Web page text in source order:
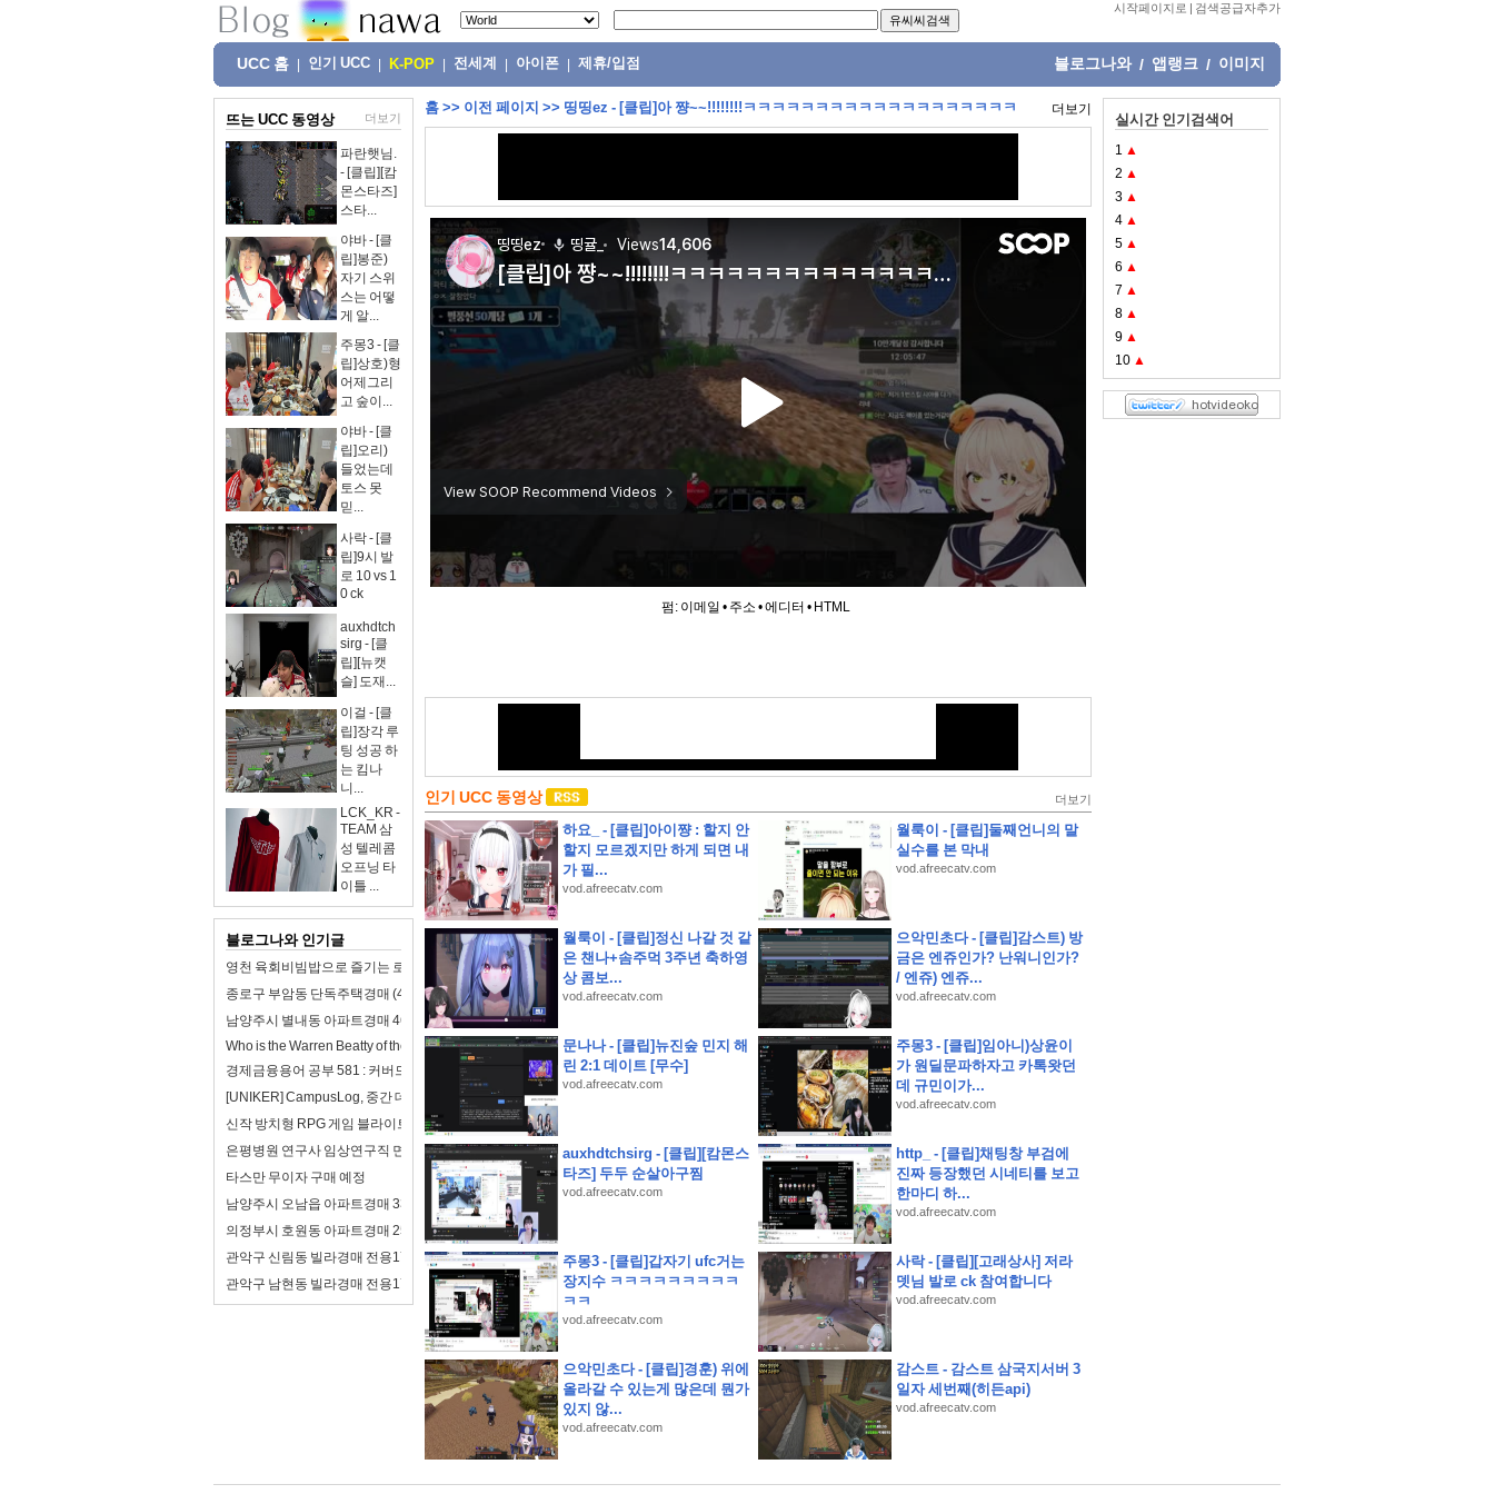
시작페이지로 | 검색공급자추가
UCC 홈 인기 UCC K-POP 전세계 아이폰 제휴/입점 블로그나와 / 앱랭크 / 이미지
뜨는 UCC 동영상 더보기
파란햇님.
- [클립][캄
몬스타즈]
스타...
야바 - [클
립]봉준)
자기 스위
스는 어떻
게 알...
주몽3 - [클
립]상호)형
어제그리
고 숲이...
야바 - [클
립]오리)
들었는데
토스 못
믿...
사락 - [클
립]9시 발
로 10 vs 1
0 ck
auxhdtch
sirg - [클
립][뉴캣
슬] 도재...
이걸 - [클
립]장각 루
팅 성공 하
는 킴나
니...
LCK_KR -
TEAM 삼
성 텔레콤
오프닝 타
이틀 ...
블로그나와 인기글
영천 육회비빔밥으로 즐기는 로컬 미식 여행!
종로구 부암동 단독주택경매 (47억4천) 경기상고인근 대지260평 건물60평 2층주택 유찰1회 종로구부암동단독주택 부동산경매 매물건
남양주시 별내동 아파트경매 46평형(4억8천) 샛별초등학교인근 별내남광하우스토리 14층 유찰1회 남양주별내남광하우스토리아파트 부동산경매 매매
Who is the Warren Beatty of the 21st century?
경제금융용어 공부 581 : 커버드본드(이중상환청구권부 채권)
[UNIKER] CampusLog, 중간 데모를 앞두고 제품을 다듬고 실제 크루들 앞에서 시연하다
신작 방치형 RPG 게임 블라이트 워 : 사후 처리국 런칭 플레이 후기
은평병원 연구사 임상연구직 면접 합격자료 자기소개 스크립트 및 실제 면접 합격 답안
타스만 무이자 구매 예정
남양주시 오남읍 아파트경매 33평형(2억8천) 오남체육공원인근 오남아이파크 9층 유찰1회 남양주오남아이파크아파트 부동산경매 매매
의정부시 호원동 아파트경매 25평형(2억) 회룡역인근 신원아파트 14층 유찰1회 의정부호원동신원아파트 법원경매 매매
관악구 신림동 빌라경매 전용17평(2억7천) 난우초등학교인근 성진리치빌 2층 다세대주택 유찰1회 관악구신림동빌라 부동산경매 매매
관악구 남현동 빌라경매 전용17평(2억5천) 사당초등학교인근 1층 구축 다세대빌라 유찰1회 관악구남현동빌라 법원경매 매매
홈 >> 이전 페이지 >> 띵띵ez - [클립]아 쨩~~!!!!!!!!ㅋㅋㅋㅋㅋㅋㅋㅋㅋㅋㅋㅋㅋㅋㅋㅋㅋㅋㅋ 더보기
펌: 이메일 • 주소 •에디터 • HTML
인기 UCC 동영상 더보기
하요_ - [클립]아이쨩 : 할지 안
할지 모르겠지만 하게 되면 내
가 필...
vod.afreecatv.com
월룩이 - [클립]둘째언니의 말
실수를 본 막내
vod.afreecatv.com
월룩이 - [클립]정신 나갈 것 같
은 챈나+솜주먹 3주년 축하영
상 콤보...
vod.afreecatv.com
으악민초다 - [클립]감스트) 방
금은 엔쥬인가? 난워니인가?
/ 엔쥬) 엔쥬...
vod.afreecatv.com
문나나 - [클립]뉴진숲 민지 해
린 2:1 데이트 [무수]
vod.afreecatv.com
주몽3 - [클립]임아니)상윤이
가 원딜문파하자고 카톡왓던
데 규민이가...
vod.afreecatv.com
auxhdtchsirg - [클립][캄몬스
타즈] 두두 순살아구찜
vod.afreecatv.com
http_ - [클립]채팅창 부검에
진짜 등장했던 시네티를 보고
한마디 하...
vod.afreecatv.com
주몽3 - [클립]갑자기 ufc거는
장지수 ㅋㅋㅋㅋㅋㅋㅋㅋㅋ
ㅋㅋ
vod.afreecatv.com
사락 - [클립][고래상사] 저라
뎃님 발로 ck 참여합니다
vod.afreecatv.com
으악민초다 - [클립]경훈) 위에
올라갈 수 있는게 많은데 뭔가
있지 않...
vod.afreecatv.com
감스트 - 감스트 삼국지서버 3
일자 세번째(히든api)
vod.afreecatv.com
실시간 인기검색어
1 ▲
2 ▲
3 ▲
4 ▲
5 ▲
6 ▲
7 ▲
8 ▲
9 ▲
10 ▲